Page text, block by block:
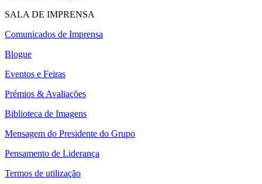
SALA DE IMPRENSA
Comunicados de Imprensa
Blogue
Eventos e Feiras
Prémios & Avaliações
Biblioteca de Imagens
Mensagem do Presidente do Grupo
Pensamento de Liderança
Termos de utilização